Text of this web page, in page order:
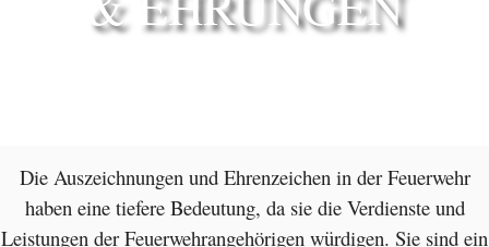
Die Auszeichnungen und Ehrenzeichen in der Feuerwehr
haben eine tiefere Bedeutung, da sie die Verdienste und
Leistungen der Feuerwehrangehörigen würdigen. Sie sind ein